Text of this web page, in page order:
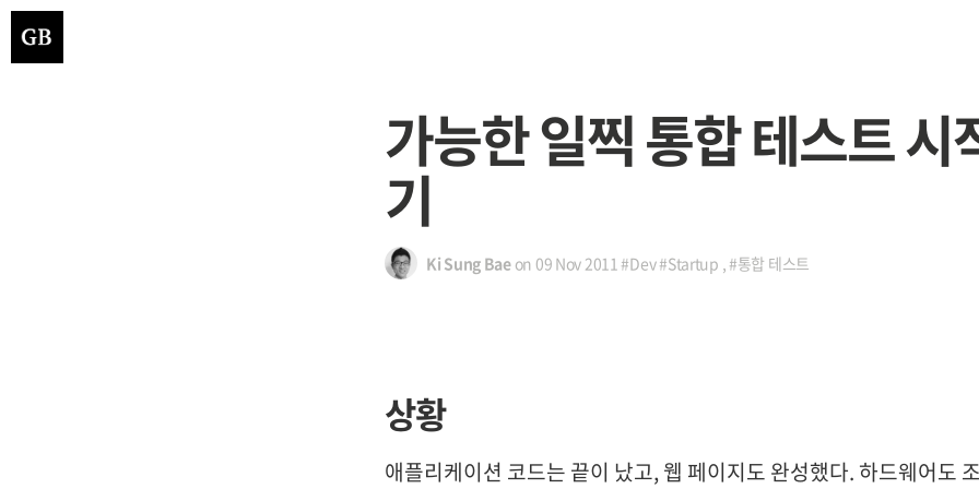
가능한 일찍 통합 테스트 시
기
Ki Sung Baeon 09 Nov 2011#Dev#Startup ,#통합 테스트
상황
애플리케이션 코드는 끝이 났고, 웹 페이지도 완성했다. 하드웨어도